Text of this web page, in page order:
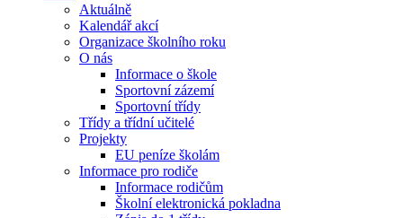
Aktuálně
Kalendář akcí
Organizace školního roku
O nás
Informace o škole
Sportovní zázemí
Sportovní třídy
Třídy a třídní učitelé
Projekty
EU peníze školám
Informace pro rodiče
Informace rodičům
Školní elektronická pokladna